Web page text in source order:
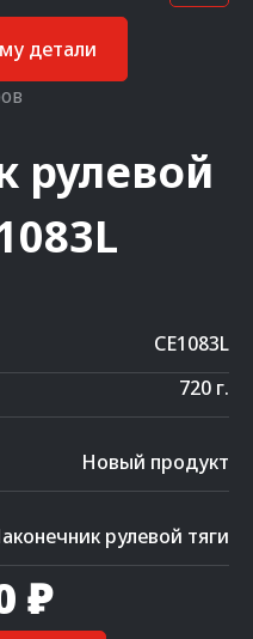
детали
рулевой
CE1083L
720 г.
Новый продукт
рулевой тяги
₽